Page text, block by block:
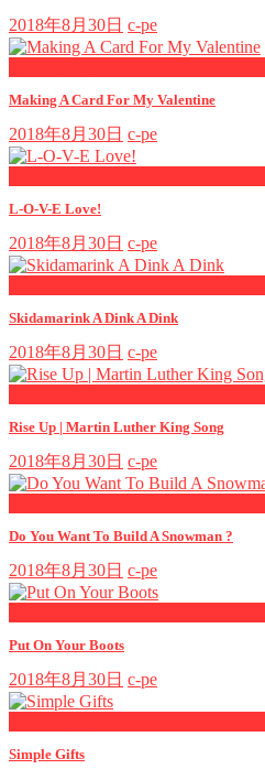
2018年8月30日 c-pe
Making A Card For My Valentine
2018年8月30日 c-pe
L-O-V-E Love!
2018年8月30日 c-pe
Skidamarink A Dink A Dink
2018年8月30日 c-pe
Rise Up | Martin Luther King Song
2018年8月30日 c-pe
Do You Want To Build A Snowman ?
2018年8月30日 c-pe
Put On Your Boots
2018年8月30日 c-pe
Simple Gifts